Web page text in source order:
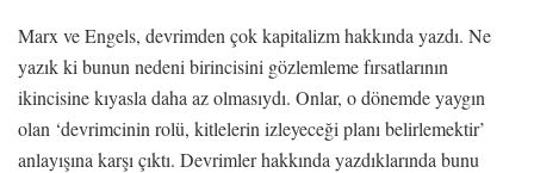
Marx ve Engels, devrimden çok kapitalizm hakkında yazdı. Ne
yazık ki bunun nedeni birincisini gözlemleme fırsatlarının
ikincisine kıyasla daha az olmasıydı. Onlar, o dönemde yaygın
olan ‘devrimcinin rolü, kitlelerin izleyeceği planı belirlemektir’
anlayışına karşı çıktı. Devrimler hakkında yazdıklarında bunu